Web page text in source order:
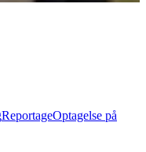
ReportageOptagelse på